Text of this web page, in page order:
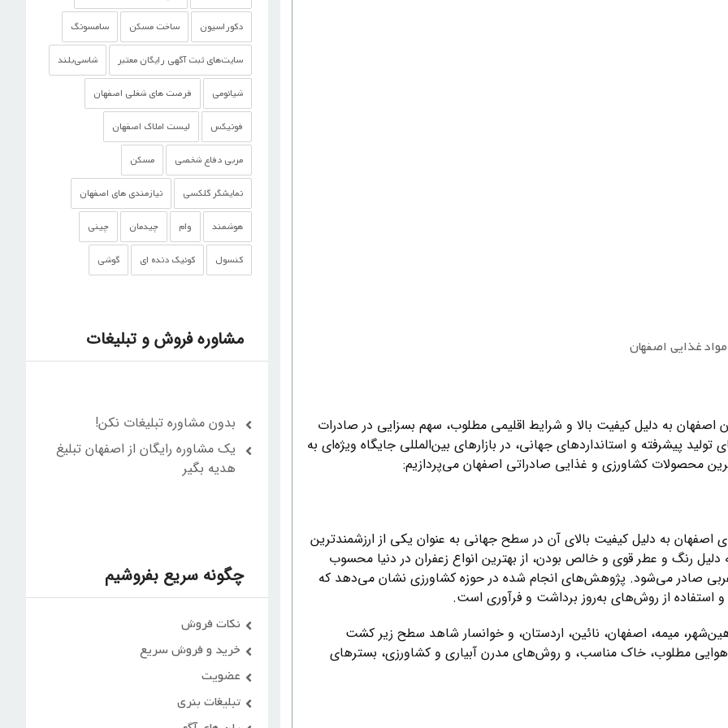
مواد غذایی اصفهان
اصفهان به دلیل کیفیت بالا و شرایط اقلیمی مطلوب، سهم بسزایی در صادرات
پیشرفته و استانداردهای جهانی، در بازارهای بین‌المللی جایگاه ویژه‌ای به
محصولات کشاورزی و غذایی صادراتی اصفهان می‌پردازیم:
اصفهان به دلیل کیفیت بالای آن در سطح جهانی به عنوان یکی از ارزشمندترین
رنگ و عطر قوی و خالص بودن، از بهترین انواع زعفران در دنیا محسوب
عربی صادر می‌شود. پژوهش‌های انجام شده در حوزه کشاورزی نشان می‌دهد که
استفاده از روش‌های به‌روز برداشت و فرآوری است.
میمه، اصفهان، نائین، اردستان، و خوانسار شاهد سطح زیر کشت
مطلوب، خاک مناسب، و روش‌های مدرن آبیاری و کشاورزی، بسترهای
دکوراسیون ساخت مسکن سامسونگ
سایت‌های ثبت آگهی رایگان معتبر شاسی‌بلند
شیائومی فرصت های شغلی اصفهان
فونیکس لیست املاک اصفهان
مربی دفاع شخصی مسکن
نمایشگر گلکسی نیازمندی های اصفهان
هوشمند وام چیدمان چینی
کنسول کوئیک دنده ای گوشی‌
مشاوره فروش و تبلیغات
بدون مشاوره تبلیغات نکن!
یک مشاوره رایگان از اصفهان تبلیغ
هدیه بگیر
چگونه سریع بفروشیم
نکات فروش
خرید و فروش سریع
عضویت
تبلیغات بنری